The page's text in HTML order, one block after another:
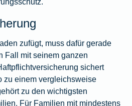
zufügt, muss dafür gerade
Fall mit seinem ganzen
sichert
zu einem vergleichsweise
zu den wichtigsten
Für Familien mit mindestens